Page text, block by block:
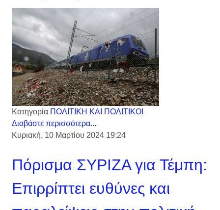
Κατηγορία ΠΟΛΙΤΙΚΗ ΚΑΙ ΠΟΛΙΤΙΚΟΙ
Διαβάστε περισσότερα...
Κυριακή, 10 Μαρτίου 2024 19:24
Πόρισμα ΣΥΡΙΖΑ για Τέμπη:
Επιρρίπτει ευθύνες και